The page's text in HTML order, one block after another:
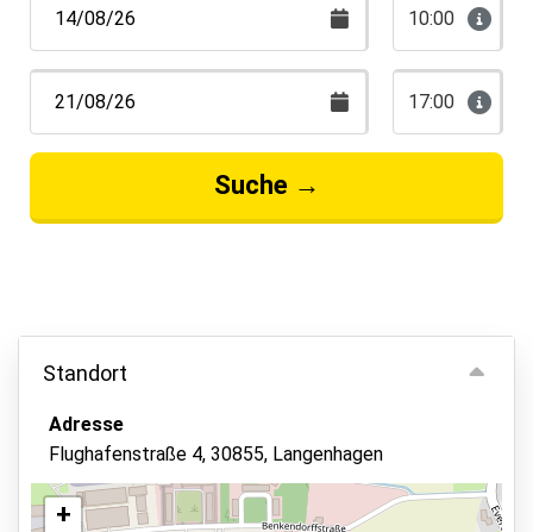
10:00
17:00
Suche→
Standort
Adresse
Flughafenstraße 4, 30855, Langenhagen
+